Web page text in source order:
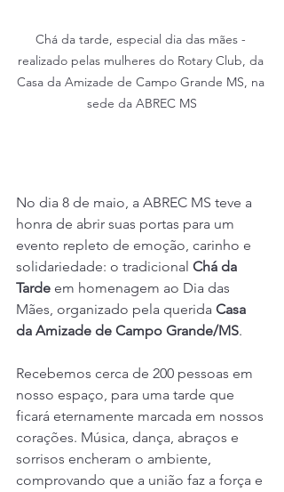
Chá da tarde, especial dia das mães -
realizado pelas mulheres do Rotary Club, da
Casa da Amizade de Campo Grande MS, na
sede da ABREC MS
No dia 8 de maio, a ABREC MS teve a
honra de abrir suas portas para um
evento repleto de emoção, carinho e
solidariedade: o tradicional Chá da
Tarde em homenagem ao Dia das
Mães, organizado pela querida Casa
da Amizade de Campo Grande/MS.
Recebemos cerca de 200 pessoas em
nosso espaço, para uma tarde que
ficará eternamente marcada em nossos
corações. Música, dança, abraços e
sorrisos encheram o ambiente,
comprovando que a união faz a força e